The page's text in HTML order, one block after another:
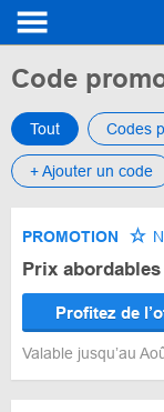
Code
Tout Codes
+ Ajouter un code
PROMOTION
Prix
Profitez de
Valable jusqu’au